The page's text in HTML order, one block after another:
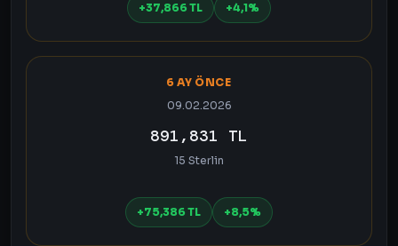
+37,866 TL +4,1%
6 AY ÖNCE
09.02.2026
891,831 TL
15 Sterlin
+75,386 TL +8,5%